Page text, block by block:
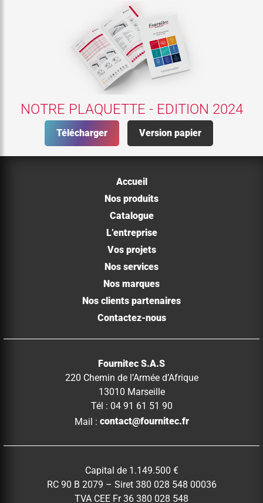
NOTRE PLAQUETTE - EDITION 2024
Télécharger Version papier
Accueil
Nos produits
Catalogue
L’entreprise
Vos projets
Nos services
Nos marques
Nos clients partenaires
Contactez-nous
Fournitec S.A.S
220 Chemin de l’Armée d’Afrique
13010 Marseille
Tél : 04 91 61 51 90
Mail : contact@fournitec.fr
Capital de 1.149.500 €
RC 90 B 2079 – Siret 380 028 548 00036
TVA CEE Fr 36 380 028 548